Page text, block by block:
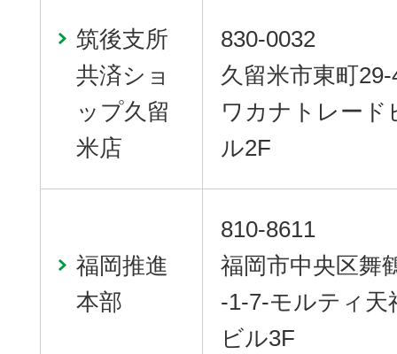
筑後支所
共済ショ
ップ久留
米店
830-0032
久留米市東町29-
ワカナトレード
ル2F
福岡推進
本部
810-8611
福岡市中央区舞
-1-7-モルティ天
ビル3F